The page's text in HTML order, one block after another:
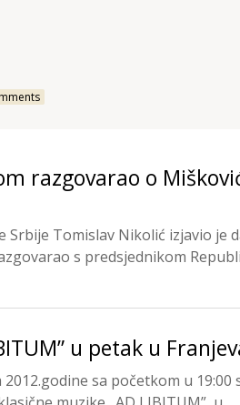
razgovarao o
Srbije Tomislav Nikolić izjavio je
s predsjednikom
u petak u
2012.godine sa početkom u